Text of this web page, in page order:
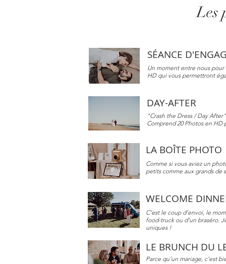
Les
SÉANCE
Un moment entre nous
HD qui vous permettront
DAY-AFTER
"Crash the Dress / Day
Comprend 20 Photos en
LA BOÎTE PHOTO
Comme si vous aviez un
petits comme aux grands de
WELCOME
C’est le coup d’envoi, le
food-truck ou d'un braséro.
uniques !
LE BRUNCH DU
Parce qu’un mariage, c’est